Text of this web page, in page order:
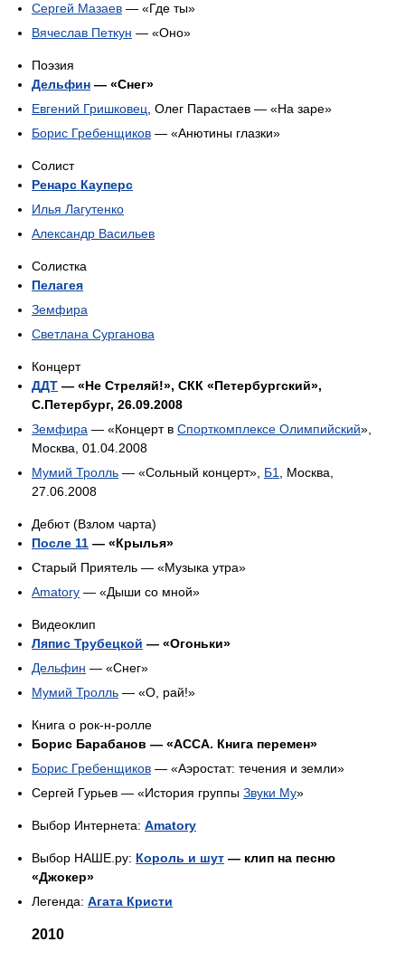
Сергей Мазаев — «Где ты»
Вячеслав Петкун — «Оно»
Поэзия
Дельфин — «Снег»
Евгений Гришковец , Олег Парастаев — «На заре»
Борис Гребенщиков — «Анютины глазки»
Солист
Ренарс Кауперс
Илья Лагутенко
Александр Васильев
Солистка
Пелагея
Земфира
Светлана Сурганова
Концерт
ДДТ — «Не Стреляй!», СКК «Петербургский»,
С.Петербург, 26.09.2008
Земфира — «Концерт в Спорткомплексе Олимпийский»,
Москва, 01.04.2008
Мумий Тролль — «Сольный концерт», Б1
, Москва,
27.06.2008
Дебют (Взлом чарта)
После 11 — «Крылья»
Старый Приятель — «Музыка утра»
Amatory — «Дыши со мной»
Видеоклип
Ляпис Трубецкой — «Огоньки»
Дельфин — «Снег»
Мумий Тролль — «О, рай!»
Книга о рок-н-ролле
Борис Барабанов — «АССА. Книга перемен»
Борис Гребенщиков — «Аэростат: течения и земли»
Сергей Гурьев — «История группы Звуки Му»
Выбор Интернета: Amatory
Выбор НАШЕ.ру: Король и шут — клип на песню
«Джокер»
Легенда: Агата Кристи
2010